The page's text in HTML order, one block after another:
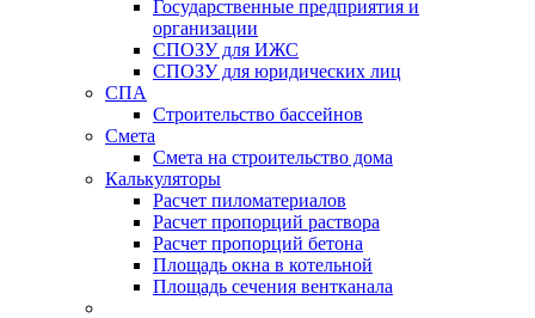
Государственные предприятия и
организации
СПОЗУ для ИЖС
СПОЗУ для юридических лиц
СПА
Строительство бассейнов
Смета
Смета на строительство дома
Калькуляторы
Расчет пиломатериалов
Расчет пропорций раствора
Расчет пропорций бетона
Площадь окна в котельной
Площадь сечения вентканала